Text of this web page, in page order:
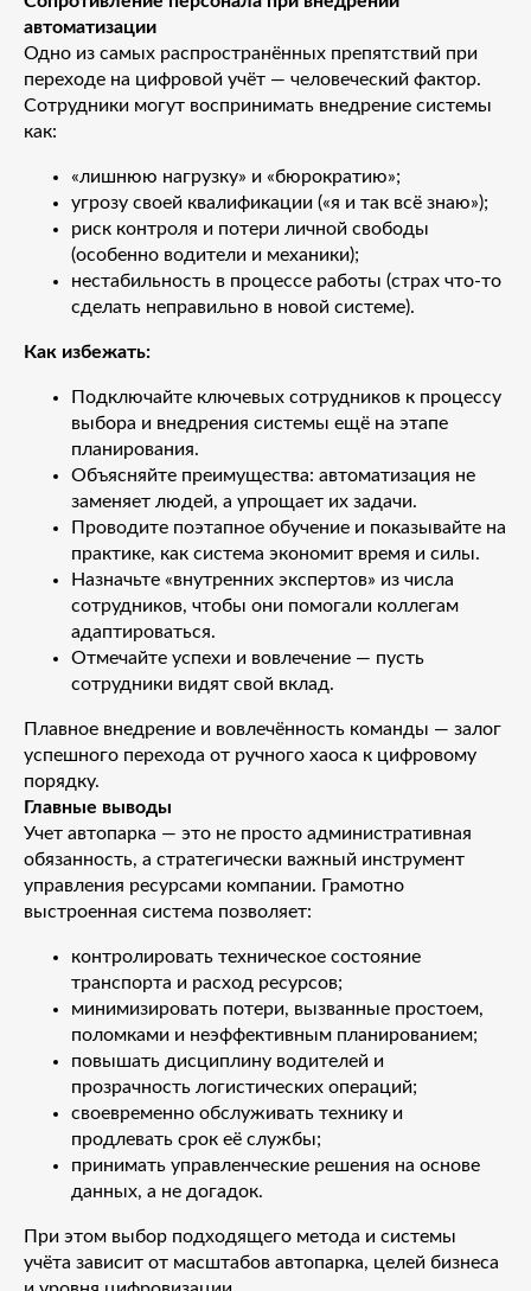
автоматизации
Одно из самых распространённых препятствий при
переходе на цифровой учёт — человеческий фактор.
Сотрудники могут воспринимать внедрение системы
как:
«лишнюю нагрузку» и «бюрократию»;
угрозу своей квалификации («я и так всё знаю»);
риск контроля и потери личной свободы
(особенно водители и механики);
нестабильность в процессе работы (страх что-то
сделать неправильно в новой системе).
Как избежать:
Подключайте ключевых сотрудников к процессу
выбора и внедрения системы ещё на этапе
планирования.
Объясняйте преимущества: автоматизация не
заменяет людей, а упрощает их задачи.
Проводите поэтапное обучение и показывайте на
практике, как система экономит время и силы.
Назначьте «внутренних экспертов» из числа
сотрудников, чтобы они помогали коллегам
адаптироваться.
Отмечайте успехи и вовлечение — пусть
сотрудники видят свой вклад.
Плавное внедрение и вовлечённость команды — залог
успешного перехода от ручного хаоса к цифровому
порядку.
Главные выводы
Учет автопарка — это не просто административная
обязанность, а стратегически важный инструмент
управления ресурсами компании. Грамотно
выстроенная система позволяет:
контролировать техническое состояние
транспорта и расход ресурсов;
минимизировать потери, вызванные простоем,
поломками и неэффективным планированием;
повышать дисциплину водителей и
прозрачность логистических операций;
своевременно обслуживать технику и
продлевать срок её службы;
принимать управленческие решения на основе
данных, а не догадок.
При этом выбор подходящего метода и системы
учёта зависит от масштабов автопарка, целей бизнеса